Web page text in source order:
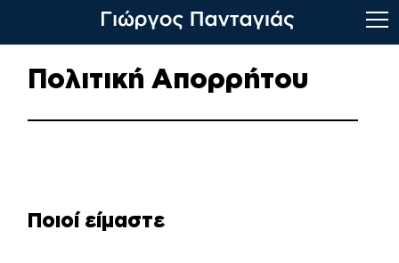
contentΠολιτική Απορρήτου
Ποιοί είμαστε